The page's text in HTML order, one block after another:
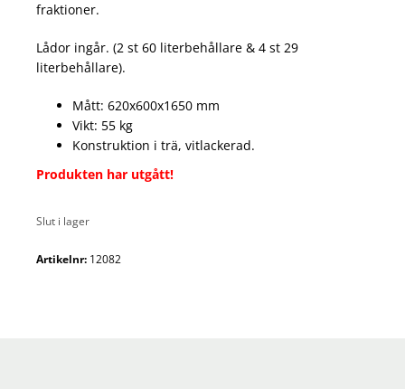
fraktioner.
Lådor ingår. (2 st 60 literbehållare & 4 st 29
literbehållare).
Mått: 620x600x1650 mm
Vikt: 55 kg
Konstruktion i trä, vitlackerad.
Produkten har utgått!
Slut i lager
Artikelnr: 12082